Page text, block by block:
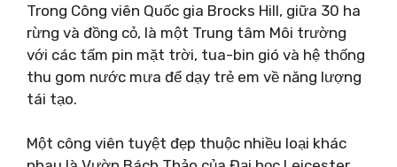
Trong Công viên Quốc gia Brocks Hill, giữa 30 ha
rừng và đồng cỏ, là một Trung tâm Môi trường
với các tấm pin mặt trời, tua-bin gió và hệ thống
thu gom nước mưa để dạy trẻ em về năng lượng
tái tạo.
Một công viên tuyệt đẹp thuộc nhiều loại khác